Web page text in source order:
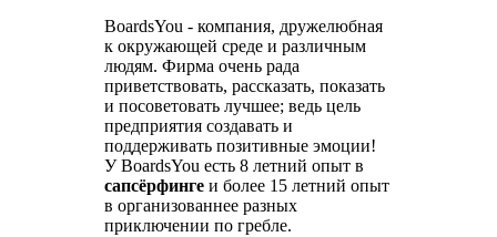
BoardsYou - компания, дружелюбная
к окружающей среде и различным
людям. Фирма очень рада
приветствовать, рассказать, показать
и посоветовать лучшее; ведь цель
предприятия создавать и
поддерживать позитивные эмоции!
У BoardsYou есть 8 летний опыт в
сапсёрфинге и более 15 летний опыт
в организованнее разных
приключении по гребле.